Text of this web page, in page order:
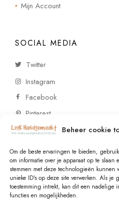
Beheer cookie
Om de beste ervaringen te bieden,
om informatie over je apparaat op te
stemmen met deze technologieën
unieke ID's op deze site verwerken. Als je
toestemming intrekt, kan dit een nadelige
functies en mogelijkheden.
Mijn Account
SOCIAL MEDIA
Twitter
Instagram
Facebook
Pinterest
CONTACT
Vragen of wensen? Neem
+31 (0)6 229 021 29